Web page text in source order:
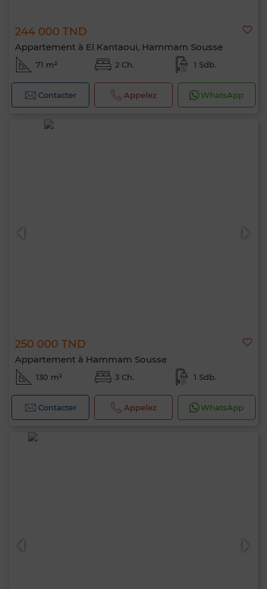
244 000 TND
Appartement à El Kantaoui, Hammam Sousse
71 m² 2 Ch. 1 Sdb.
Contacter Appelez WhatsApp
250 000 TND
Appartement à Hammam Sousse
130 m² 3 Ch. 1 Sdb.
Contacter Appelez WhatsApp